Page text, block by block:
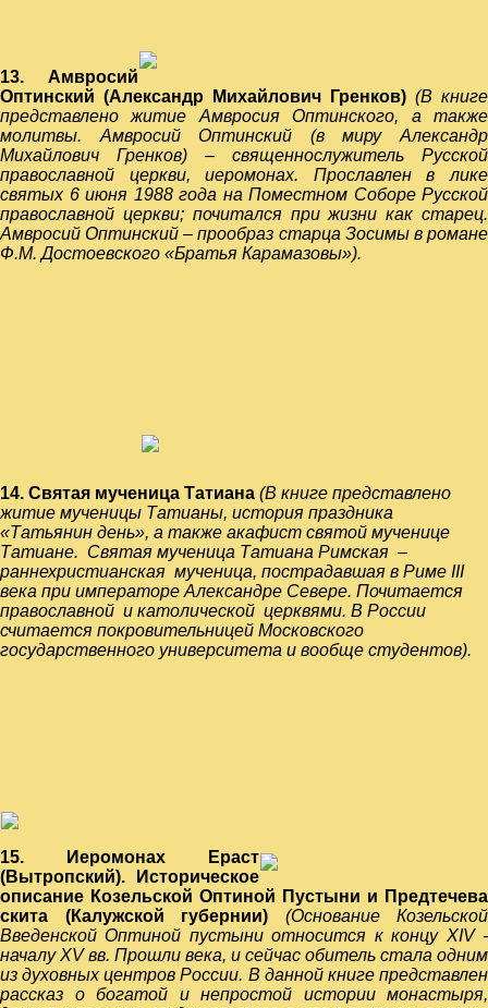
13.
Амвросий
Оптинский (Александр Михайлович Гренков) (В книге
представлено житие Амвросия Оптинского, а также
молитвы. Амвросий Оптинский (в миру Александр
Михайлович Гренков) – священнослужитель Русской
православной церкви, иеромонах. Прославлен в лике
святых 6 июня 1988 года на Поместном Соборе Русской
православной церкви; почитался при жизни как старец.
Амвросий Оптинский – прообраз старца Зосимы в романе
Ф.М. Достоевского «Братья Карамазовы»).
14. Святая мученица Татиана (В книге представлено
житие мученицы Татианы, история праздника
«Татьянин день», а также акафист святой мученице
Татиане. Святая мученица Татиана Римская –
раннехристианская мученица, пострадавшая в Риме III
века при императореАлександре Севере. Почитается
православной и католической церквями. В России
считается покровительницей Московского
государственного университета и вообще студентов).
15. Иеромонах Ераст
(Вытропский). Историческое
описание Козельской Оптиной Пустыни и Предтечева
скита (Калужской губернии)
(Основание Козельской
Введенской Оптиной пустыни относится к концу XIV -
началу XV вв. Прошли века, и сейчас обитель стала одним
из духовных центров России. В данной книге представлен
рассказ о богатой и непростой истории монастыря,